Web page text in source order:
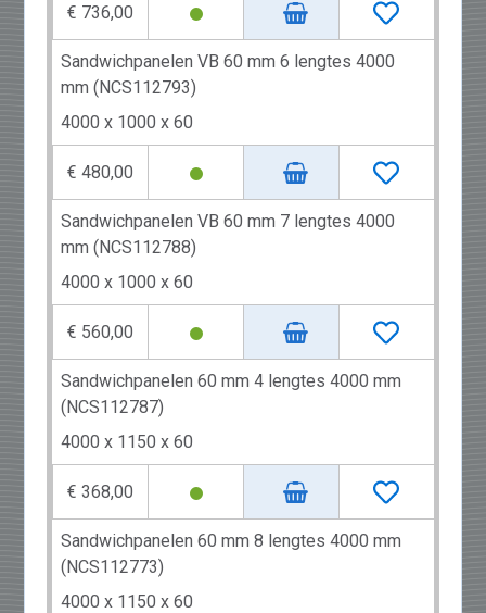
€ 736,00
Sandwichpanelen VB 60 mm 6 lengtes 4000
mm (NCS112793)
4000 x 1000 x 60
€ 480,00
Sandwichpanelen VB 60 mm 7 lengtes 4000
mm (NCS112788)
4000 x 1000 x 60
€ 560,00
Sandwichpanelen 60 mm 4 lengtes 4000 mm
(NCS112787)
4000 x 1150 x 60
€ 368,00
Sandwichpanelen 60 mm 8 lengtes 4000 mm
(NCS112773)
4000 x 1150 x 60